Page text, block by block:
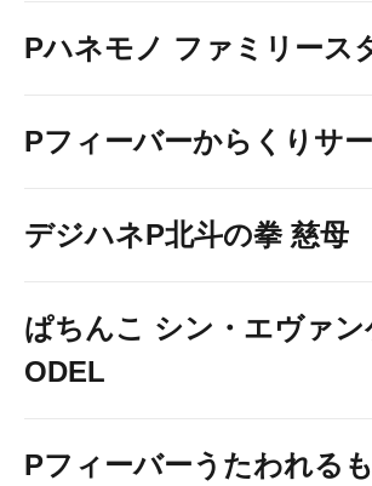
Pハネモノ ファミリース
Pフィーバーからくりサ
デジハネP北斗の拳 慈母
ぱちんこ シン・エヴァ
ODEL
Pフィーバーうたわれる